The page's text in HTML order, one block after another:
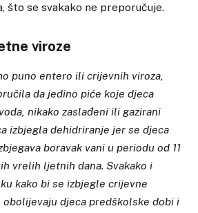
što se svakako ne preporučuje.
viroze
puno entero ili crijevnih viroza,
da jedino piće koje djeca
nikako zaslađeni ili gazirani
izbjegla dehidriranje jer se djeca
boravak vani u periodu od 11
vrelih ljetnih dana. Svakako i
kako bi se izbjegle crijevne
obolijevaju djeca predškolske dobi i